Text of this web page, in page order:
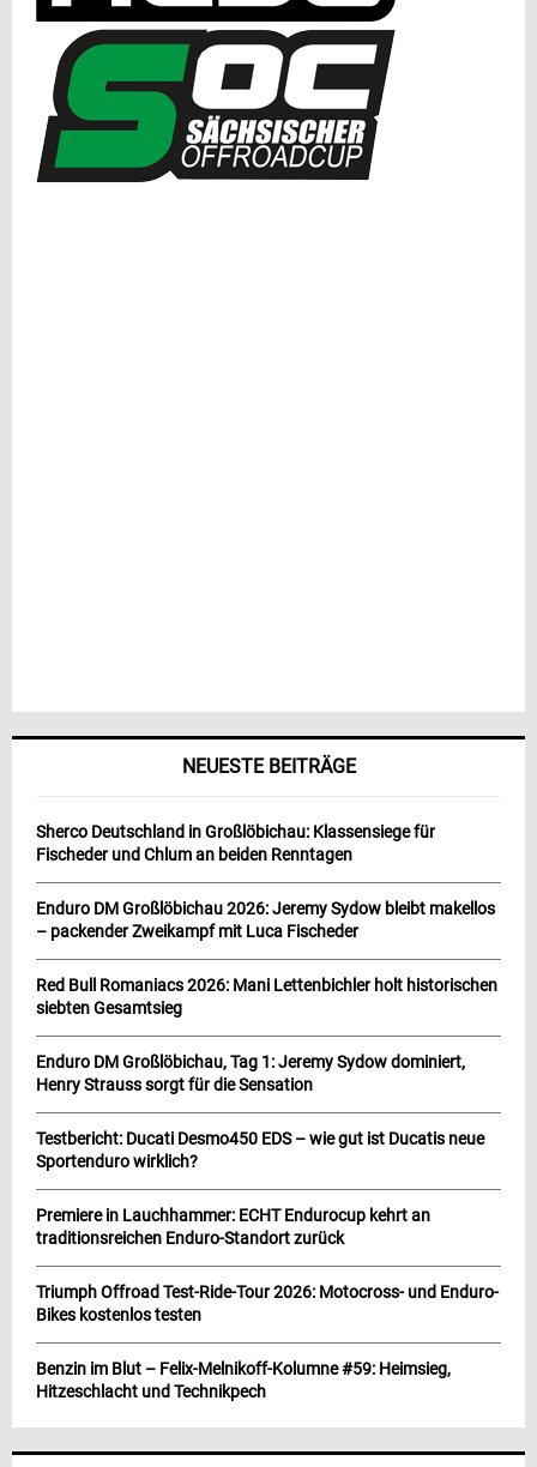
NEUESTE BEITRÄGE
Sherco Deutschland in Großlöbichau: Klassensiege für
Fischeder und Chlum an beiden Renntagen
Enduro DM Großlöbichau 2026: Jeremy Sydow bleibt makellos
– packender Zweikampf mit Luca Fischeder
Red Bull Romaniacs 2026: Mani Lettenbichler holt historischen
siebten Gesamtsieg
Enduro DM Großlöbichau, Tag 1: Jeremy Sydow dominiert,
Henry Strauss sorgt für die Sensation
Testbericht: Ducati Desmo450 EDS – wie gut ist Ducatis neue
Sportenduro wirklich?
Premiere in Lauchhammer: ECHT Endurocup kehrt an
traditionsreichen Enduro-Standort zurück
Triumph Offroad Test-Ride-Tour 2026: Motocross- und Enduro-
Bikes kostenlos testen
Benzin im Blut – Felix-Melnikoff-Kolumne #59: Heimsieg,
Hitzeschlacht und Technikpech